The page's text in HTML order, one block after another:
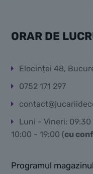
ORAR DE
Elocinței 48,
0752 171 297
Luni - Vineri:
10:00 - 19:00 (cu
Programul